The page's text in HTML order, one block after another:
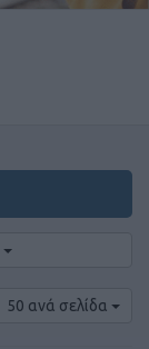
50 ανά σελίδα